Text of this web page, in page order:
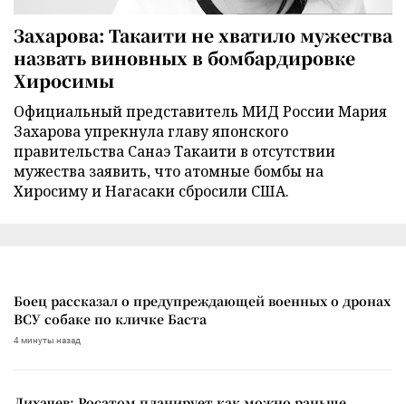
Захарова: Такаити не хватило мужества
назвать виновных в бомбардировке
Хиросимы
Официальный представитель МИД России Мария
Захарова упрекнула главу японского
правительства Санаэ Такаити в отсутствии
мужества заявить, что атомные бомбы на
Хиросиму и Нагасаки сбросили США.
Боец рассказал о предупреждающей военных о дронах
ВСУ собаке по кличке Баста
4 минуты назад